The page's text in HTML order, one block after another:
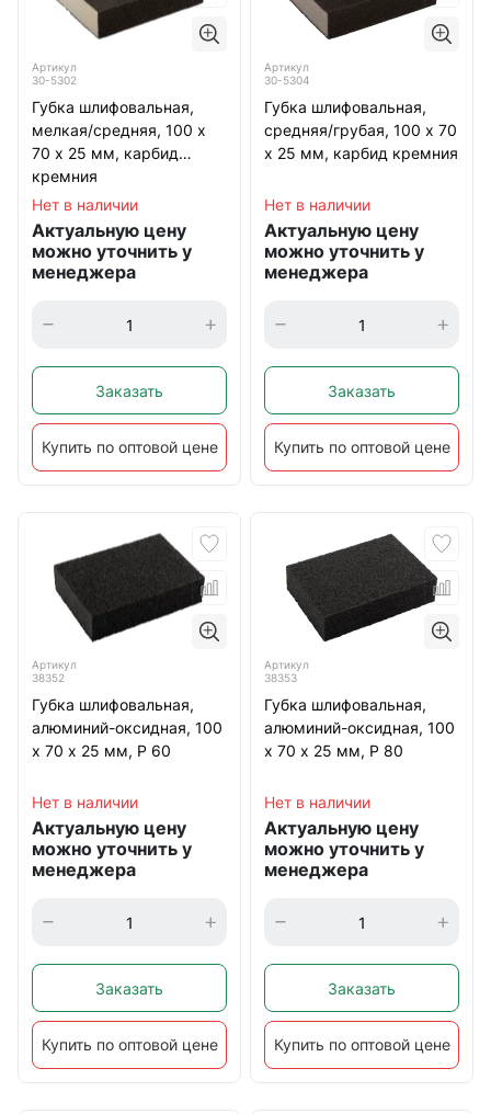
Артикул
30-5302
Губка шлифовальная,
мелкая/средняя, 100 х
70 х 25 мм, карбид
кремния
Нет в наличии
Актуальную цену
можно уточнить у
менеджера
Заказать
Купить по оптовой цене
Артикул
30-5304
Губка шлифовальная,
средняя/грубая, 100 х 70
х 25 мм, карбид кремния
Нет в наличии
Актуальную цену
можно уточнить у
менеджера
Заказать
Купить по оптовой цене
Артикул
38352
Губка шлифовальная,
алюминий-оксидная, 100
х 70 х 25 мм, Р 60
Нет в наличии
Актуальную цену
можно уточнить у
менеджера
Заказать
Купить по оптовой цене
Артикул
38353
Губка шлифовальная,
алюминий-оксидная, 100
х 70 х 25 мм, Р 80
Нет в наличии
Актуальную цену
можно уточнить у
менеджера
Заказать
Купить по оптовой цене